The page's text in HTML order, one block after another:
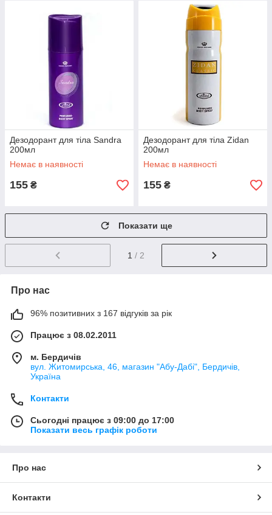
Дезодорант для тіла Sandra
200мл
Немає в наявності
155 ₴
Дезодорант для тіла Zidan
200мл
Немає в наявності
155 ₴
Показати ще
1 / 2
Про нас
96% позитивних з 167 відгуків за рік
Працює з 08.02.2011
м. Бердичів
вул. Житомирська, 46, магазин "Абу-Дабі", Бердичів,
Україна
Контакти
Сьогодні працює з 09:00 до 17:00
Показати весь графік роботи
Про нас
Контакти